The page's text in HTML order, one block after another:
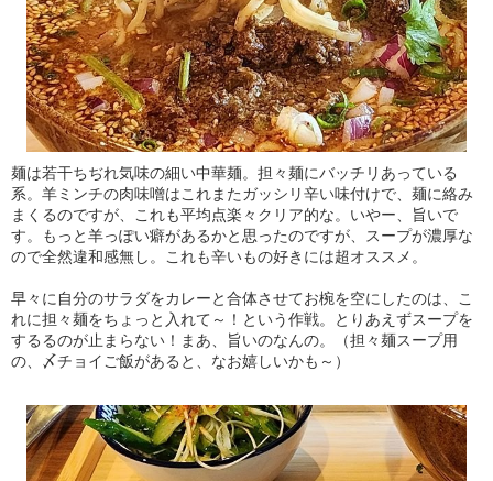
麺は若干ちぢれ気味の細い中華麺。担々麺にバッチリあっている
系。羊ミンチの肉味噌はこれまたガッシリ辛い味付けで、麺に絡み
まくるのですが、これも平均点楽々クリア的な。いやー、旨いで
す。もっと羊っぽい癖があるかと思ったのですが、スープが濃厚な
ので全然違和感無し。これも辛いもの好きには超オススメ。
早々に自分のサラダをカレーと合体させてお椀を空にしたのは、こ
れに担々麺をちょっと入れて～！という作戦。とりあえずスープを
するるのが止まらない！まあ、旨いのなんの。（担々麺スープ用
の、〆チョイご飯があると、なお嬉しいかも～）